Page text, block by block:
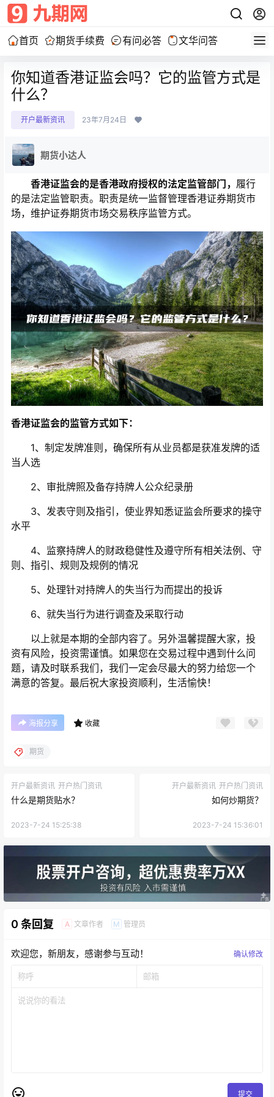
首页 期货手续费 有问必答 文华问答
你知道香港证监会吗？它的监管方式是
什么？
开户最新资讯 23年7月24日
期货小达人
香港证监会的是香港政府授权的法定监管部门， 履行
的是法定监管职责。职责是统一监督管理香港证券期货市
场，维护证券期货市场交易秩序监管方式。
香港证监会的监管方式如下：
1、制定发牌准则，确保所有从业员都是获准发牌的适
当人选
2、审批牌照及备存持牌人公众纪录册
3、发表守则及指引，使业界知悉证监会所要求的操守
水平
4、监察持牌人的财政稳健性及遵守所有相关法例、守
则、指引、规则及规例的情况
5、处理针对持牌人的失当行为而提出的投诉
6、就失当行为进行调查及采取行动
以上就是本期的全部内容了。另外温馨提醒大家，投
资有风险，投资需谨慎。如果您在交易过程中遇到什么问
题，请及时联系我们，我们一定会尽最大的努力给您一个
满意的答复。最后祝大家投资顺利，生活愉快！
海报分享 收藏
期货
开户最新资讯 开户热门资讯
什么是期货贴水？
2023-7-24 15:25:38
开户最新资讯 开户热门资讯
如何炒期货？
2023-7-24 15:36:01
0 条回复 A 文章作者 M 管理员
欢迎您，新朋友，感谢参与互动！ 确认修改
提交